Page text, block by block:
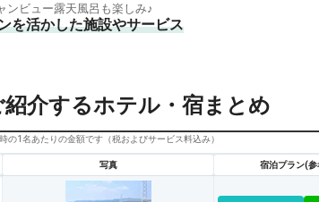
ンビュー露天風呂も楽しみ♪
を活かした施設やサービス
介するホテル・宿まとめ
の1名あたりの金額です（税およびサービス料込み）
写真 宿泊プラン(参